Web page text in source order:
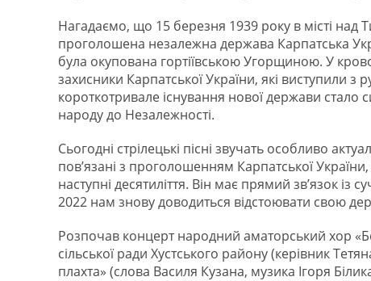
Нагадаємо, що 15 березня 1939 року в місті над
проголошена незалежна держава Карпатська
була окупована гортіївською Угорщиною. У
захисники Карпатської України, які виступили
короткотривале існування нової держави стало
народу до Незалежності.
Сьогодні стрілецькі пісні звучать особливо
пов’язані з проголошенням Карпатської
наступні десятиліття. Він має прямий зв’язок із
2022 нам знову доводиться відстоювати свою
Розпочав концерт народний аматорський хор
сільської ради Хустського району (керівник
плахта» (слова Василя Кузана, музика Ігоря